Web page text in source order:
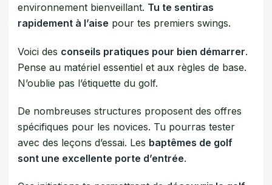
environnement bienveillant. Tu te sentiras
rapidement à l’aise pour tes premiers swings.
Voici des conseils pratiques pour bien démarrer.
Pense au matériel essentiel et aux règles de base.
N’oublie pas l’étiquette du golf.
De nombreuses structures proposent des offres
spécifiques pour les novices. Tu pourras tester
avec des leçons d’essai. Les baptêmes de golf
sont une excellente porte d’entrée.